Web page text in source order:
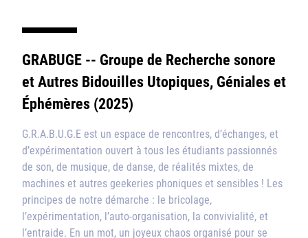
GRABUGE -- Groupe de Recherche sonore
et Autres Bidouilles Utopiques, Géniales et
Éphémères (2025)
G.R.A.B.U.G.E est un espace de rencontres, d’échanges, et
d’expérimentation ouvert à tous les étudiants passionnés
de son, de musique, de danse, de réalités mixtes, de
machines et autres geekeries phoniques et sensibles ! Les
principes de notre démarche : le bricolage,
l’expérimentation, l’auto-organisation, la convivialité, et
l’entraide. En un mot, un joyeux chaos organisé pour se